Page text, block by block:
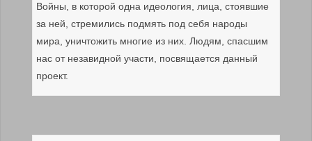
Войны, в которой одна идеология, лица, стоявшие
за ней, стремились подмять под себя народы
мира, уничтожить многие из них. Людям, спасшим
нас от незавидной участи, посвящается данный
проект.